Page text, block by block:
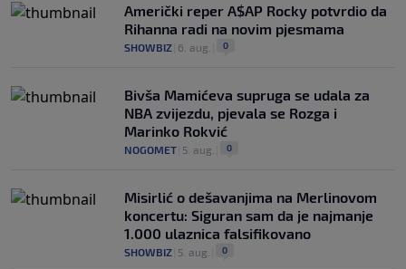
Američki reper A$AP Rocky potvrdio da
Rihanna radi na novim pjesmama
SHOWBIZ 6. aug. 0
Bivša Mamićeva supruga se udala za
NBA zvijezdu, pjevala se Rozga i
Marinko Rokvić
NOGOMET 5. aug. 0
Misirlić o dešavanjima na Merlinovom
koncertu: Siguran sam da je najmanje
1.000 ulaznica falsifikovano
SHOWBIZ 5. aug. 0